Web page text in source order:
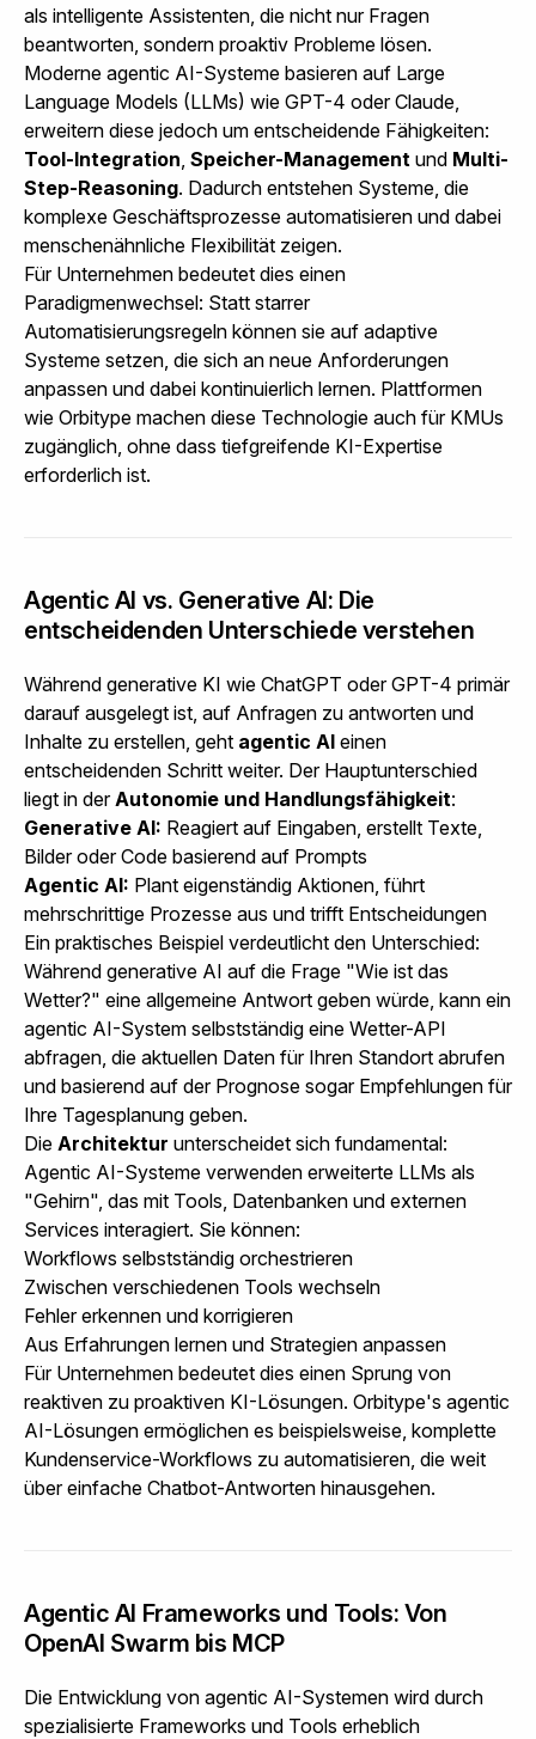
als intelligente Assistenten, die nicht nur Fragen
beantworten, sondern proaktiv Probleme lösen.
Moderne agentic AI-Systeme basieren auf Large
Language Models (LLMs) wie GPT-4 oder Claude,
erweitern diese jedoch um entscheidende Fähigkeiten:
Tool-Integration Speicher-Management und Multi-
Step-Reasoning. Dadurch entstehen Systeme, die
komplexe Geschäftsprozesse automatisieren und dabei
menschenähnliche Flexibilität zeigen.
Für Unternehmen bedeutet dies einen
Paradigmenwechsel: Statt starrer
Automatisierungsregeln können sie auf adaptive
Systeme setzen, die sich an neue Anforderungen
anpassen und dabei kontinuierlich lernen. Plattformen
wie Orbitype machen diese Technologie auch für KMUs
zugänglich, ohne dass tiefgreifende KI-Expertise
erforderlich ist.
Agentic AI vs. Generative AI: Die
entscheidenden Unterschiede verstehen
Während generative KI wie ChatGPT oder GPT-4 primär
darauf ausgelegt ist, auf Anfragen zu antworten und
Inhalte zu erstellen, geht agentic AI einen
entscheidenden Schritt weiter. Der Hauptunterschied
liegt in der Autonomie und Handlungsfähigkeit:
Generative AI: Reagiert auf Eingaben, erstellt Texte,
Bilder oder Code basierend auf Prompts
Agentic AI: Plant eigenständig Aktionen, führt
mehrschrittige Prozesse aus und trifft Entscheidungen
Ein praktisches Beispiel verdeutlicht den Unterschied:
Während generative AI auf die Frage "Wie ist das
Wetter?" eine allgemeine Antwort geben würde, kann ein
agentic AI-System selbstständig eine Wetter-API
abfragen, die aktuellen Daten für Ihren Standort abrufen
und basierend auf der Prognose sogar Empfehlungen für
Ihre Tagesplanung geben.
Die Architektur unterscheidet sich fundamental:
Agentic AI-Systeme verwenden erweiterte LLMs als
"Gehirn", das mit Tools, Datenbanken und externen
Services interagiert. Sie können:
Workflows selbstständig orchestrieren
Zwischen verschiedenen Tools wechseln
Fehler erkennen und korrigieren
Aus Erfahrungen lernen und Strategien anpassen
Für Unternehmen bedeutet dies einen Sprung von
reaktiven zu proaktiven KI-Lösungen. Orbitype's agentic
AI-Lösungen ermöglichen es beispielsweise, komplette
Kundenservice-Workflows zu automatisieren, die weit
über einfache Chatbot-Antworten hinausgehen.
Agentic AI Frameworks und Tools: Von
OpenAI Swarm bis MCP
Die Entwicklung von agentic AI-Systemen wird durch
spezialisierte Frameworks und Tools erheblich